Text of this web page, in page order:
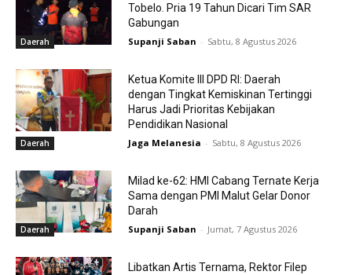
Daerah
Tobelo. Pria 19 Tahun Dicari Tim SAR
Gabungan
Supanji Saban - Sabtu, 8 Agustus 2026
Daerah
Ketua Komite III DPD RI: Daerah
dengan Tingkat Kemiskinan Tertinggi
Harus Jadi Prioritas Kebijakan
Pendidikan Nasional
Jaga Melanesia - Sabtu, 8 Agustus 2026
Daerah
Milad ke-62: HMI Cabang Ternate Kerja
Sama dengan PMI Malut Gelar Donor
Darah
Supanji Saban - Jumat, 7 Agustus 2026
Libatkan Artis Ternama, Rektor Filep